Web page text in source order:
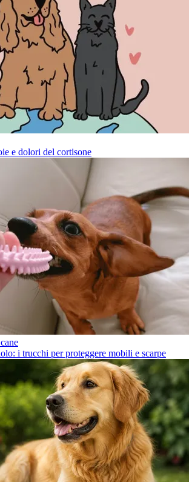
e dolori del cortisone
i trucchi per proteggere mobili e scarpe